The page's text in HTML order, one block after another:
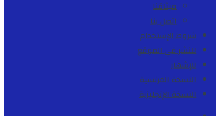
ميثاقنا
اتصل بنا
شروط الإستخدام
للنشر في الموقع
للإشهار
النسخة الفرنسية
النسخة الإنجليزية